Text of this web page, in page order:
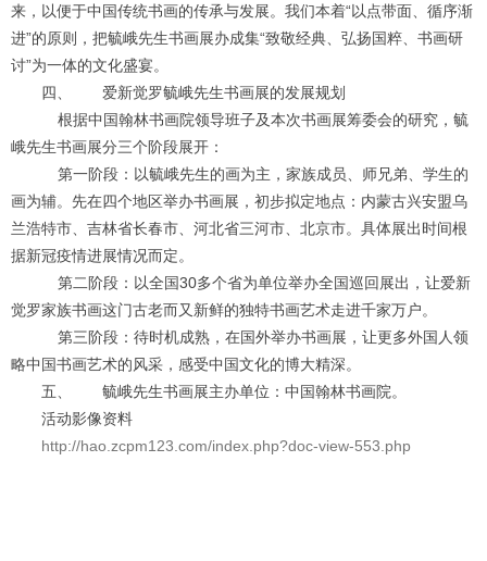
来，以便于中国传统书画的传承与发展。我们本着“以点带面、循序渐
进”的原则，把毓峨先生书画展办成集“致敬经典、弘扬国粹、书画研
讨”为一体的文化盛宴。
四、 爱新觉罗毓峨先生书画展的发展规划
根据中国翰林书画院领导班子及本次书画展筹委会的研究，毓
峨先生书画展分三个阶段展开：
第一阶段：以毓峨先生的画为主，家族成员、师兄弟、学生的
画为辅。先在四个地区举办书画展，初步拟定地点：内蒙古兴安盟乌
兰浩特市、吉林省长春市、河北省三河市、北京市。具体展出时间根
据新冠疫情进展情况而定。
第二阶段：以全国30多个省为单位举办全国巡回展出，让爱新
觉罗家族书画这门古老而又新鲜的独特书画艺术走进千家万户。
第三阶段：待时机成熟，在国外举办书画展，让更多外国人领
略中国书画艺术的风采，感受中国文化的博大精深。
五、 毓峨先生书画展主办单位：中国翰林书画院。
活动影像资料
http://hao.zcpm123.com/index.php?doc-view-553.php